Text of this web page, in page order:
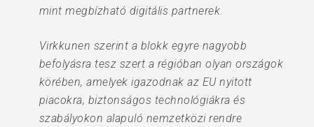
mint megbízható digitális partnerek.
Virkkunen szerint a blokk egyre nagyobb
befolyásra tesz szert a régióban olyan országok
körében, amelyek igazodnak az EU nyitott
piacokra, biztonságos technológiákra és
szabályokon alapuló nemzetközi rendre